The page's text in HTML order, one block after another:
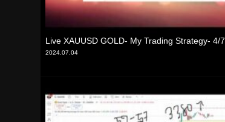
Live XAUUSD GOLD- My Trading Strategy- 4/7
2024.07.04